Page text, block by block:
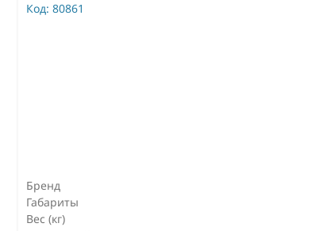
Код: 80861
Бренд
Габариты
Вес (кг)